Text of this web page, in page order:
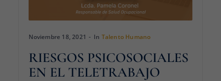
Noviembre 18, 2021 In Talento Humano
RIESGOS PSICOSOCIALES
EN EL TELETRABAJO